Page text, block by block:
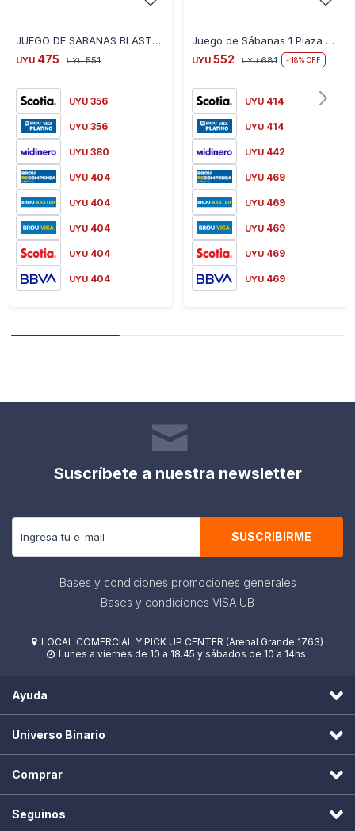
JUEGO DE SABANAS BLASTER TWIN 4 PCS 170 X 230 CM 25NA-3-1 DISEÑOS VARIOS
UYU 475 UYU 551
UYU 356
UYU 356
UYU 380
UYU 404
UYU 404
UYU 404
UYU 404
UYU 404
Juego de Sábanas 1 Plaza Microfibra - GRIS
UYU 552 UYU 681 18
UYU 414
UYU 414
UYU 442
UYU 469
UYU 469
UYU 469
UYU 469
UYU 469
Suscríbete a nuestra newsletter
SUSCRIBIRME
Bases y condiciones promociones generales
Bases y condiciones VISA UB
 LOCAL COMERCIAL Y PICK UP CENTER (Arenal Grande 1763)
 Lunes a viernes de 10 a 18.45 y sábados de 10 a 14hs.
Ayuda
Universo Binario
Comprar
Seguinos